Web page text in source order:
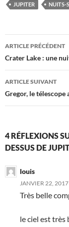
JUPITER
NUITS-
Navigation
des
articles
ARTICLE PRÉCÉDENT
Crater Lake : une
ARTICLE SUIVANT
Gregor, le
4 RÉFLEXIONS
DESSUS DE
louis
JANVIER 22,
Très belle
le ciel est très